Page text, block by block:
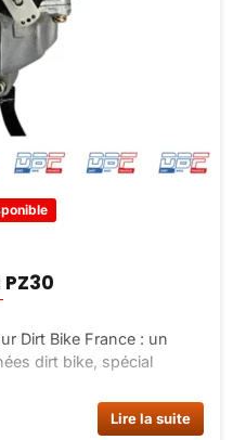
Dirt Bike France : un
dirt bike, spécial
Lire la suite